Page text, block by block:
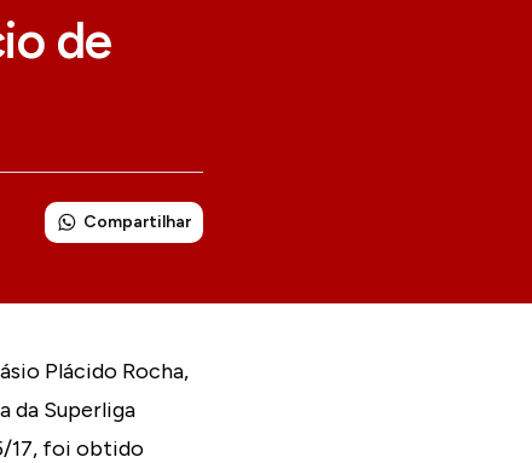
de
Compartilhar
Plácido Rocha,
da Superliga
17, foi obtido